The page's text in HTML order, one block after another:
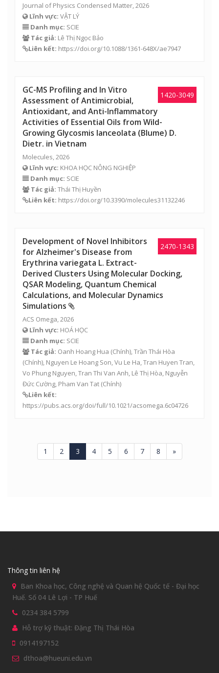
Journal of Physics Condensed Matter, 2026
Lĩnh vực: VẬT LÝ
Danh mục: SCIE
Tác giả: Lê Thị Ngọc Bảo
Liên kết: https://doi.org/10.1088/1361-648X/ae7947
1420-3049
GC-MS Profiling and In Vitro
Assessment of Antimicrobial,
Antioxidant, and Anti-Inflammatory
Activities of Essential Oils from Wild-
Growing Glycosmis lanceolata (Blume) D.
Dietr. in Vietnam
Molecules, 2026
Lĩnh vực: KHOA HỌC NÔNG NGHIỆP
Danh mục: SCIE
Tác giả: Thái Thị Huyền
Liên kết: https://doi.org/10.3390/molecules31132246
2470-1343
Development of Novel Inhibitors
for Alzheimer's Disease from
Erythrina variegata L. Extract-
Derived Clusters Using Molecular Docking,
QSAR Modeling, Quantum Chemical
Calculations, and Molecular Dynamics
Simulations
ACS Omega, 2026
Lĩnh vực: HOÁ HỌC
Danh mục: SCIE
Tác giả: Oanh Hoang Hua (Chính), Trần Thái Hòa
(Chính), Nguyen Le Hoang Son, Vu Le Ha, Tran Huyen Tran,
Vo Phung Nguyen, Tran Thi Van Anh, Lê Thị Hòa Nguyễn
Đức Cường , Pham Van Tat (Chính)
Liên kết:
https://pubs.acs.org/doi/full/10.1021/acsomega.6c04726
1 2 3 4 5 6 7 8 »
Thông tin liên hệ
Ban Khoa học, Công nghệ và Quan hệ Quốc tế - Đại học
Huế. Số 04 Lê Lợi - TP Huế
0234 384 5799
Hỗ trợ kỹ thuật: Đặng Thị Thái Hòa
0914197152
dthoa@hueuni.edu.vn